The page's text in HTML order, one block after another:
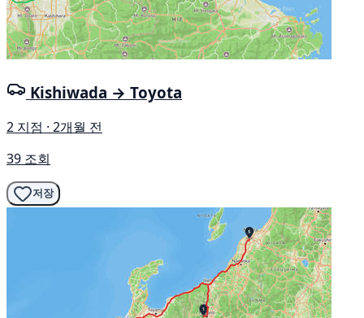
Kishiwada → Toyota
2 지점 · 2개월 전
39 조회
저장